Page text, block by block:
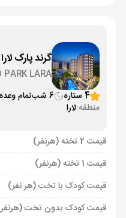
گرند پارک لارا
PARK LARA
4 ستاره
6 شب تمام
منطقه:لارا
قیمت 2 تخته (هرنفر)
قیمت 1 تخته (هرنفر)
قیمت کودک با تخت (هر نفر)
قیمت کودک بدون تخت